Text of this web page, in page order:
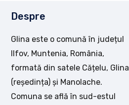
Despre
Glina este o comună în județul
Ilfov, Muntenia, România,
formată din satele Cățelu, Glina
(reședința) și Manolache.
Comuna se află în sud-estul